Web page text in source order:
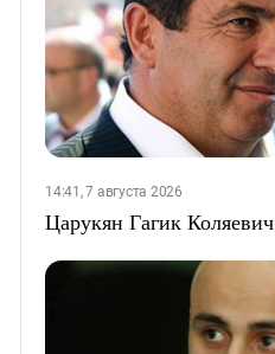
14:41, 7 августа 2026
Царукян Гагик Коляевич